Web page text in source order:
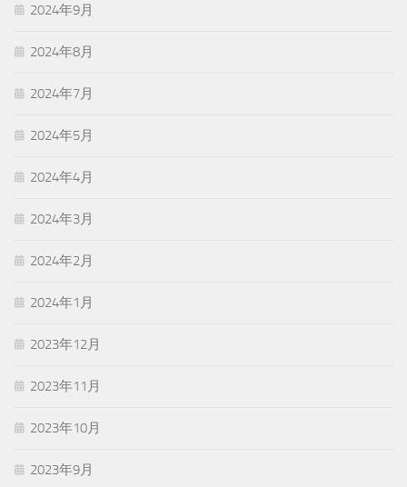
2024年9月
2024年8月
2024年7月
2024年5月
2024年4月
2024年3月
2024年2月
2024年1月
2023年12月
2023年11月
2023年10月
2023年9月